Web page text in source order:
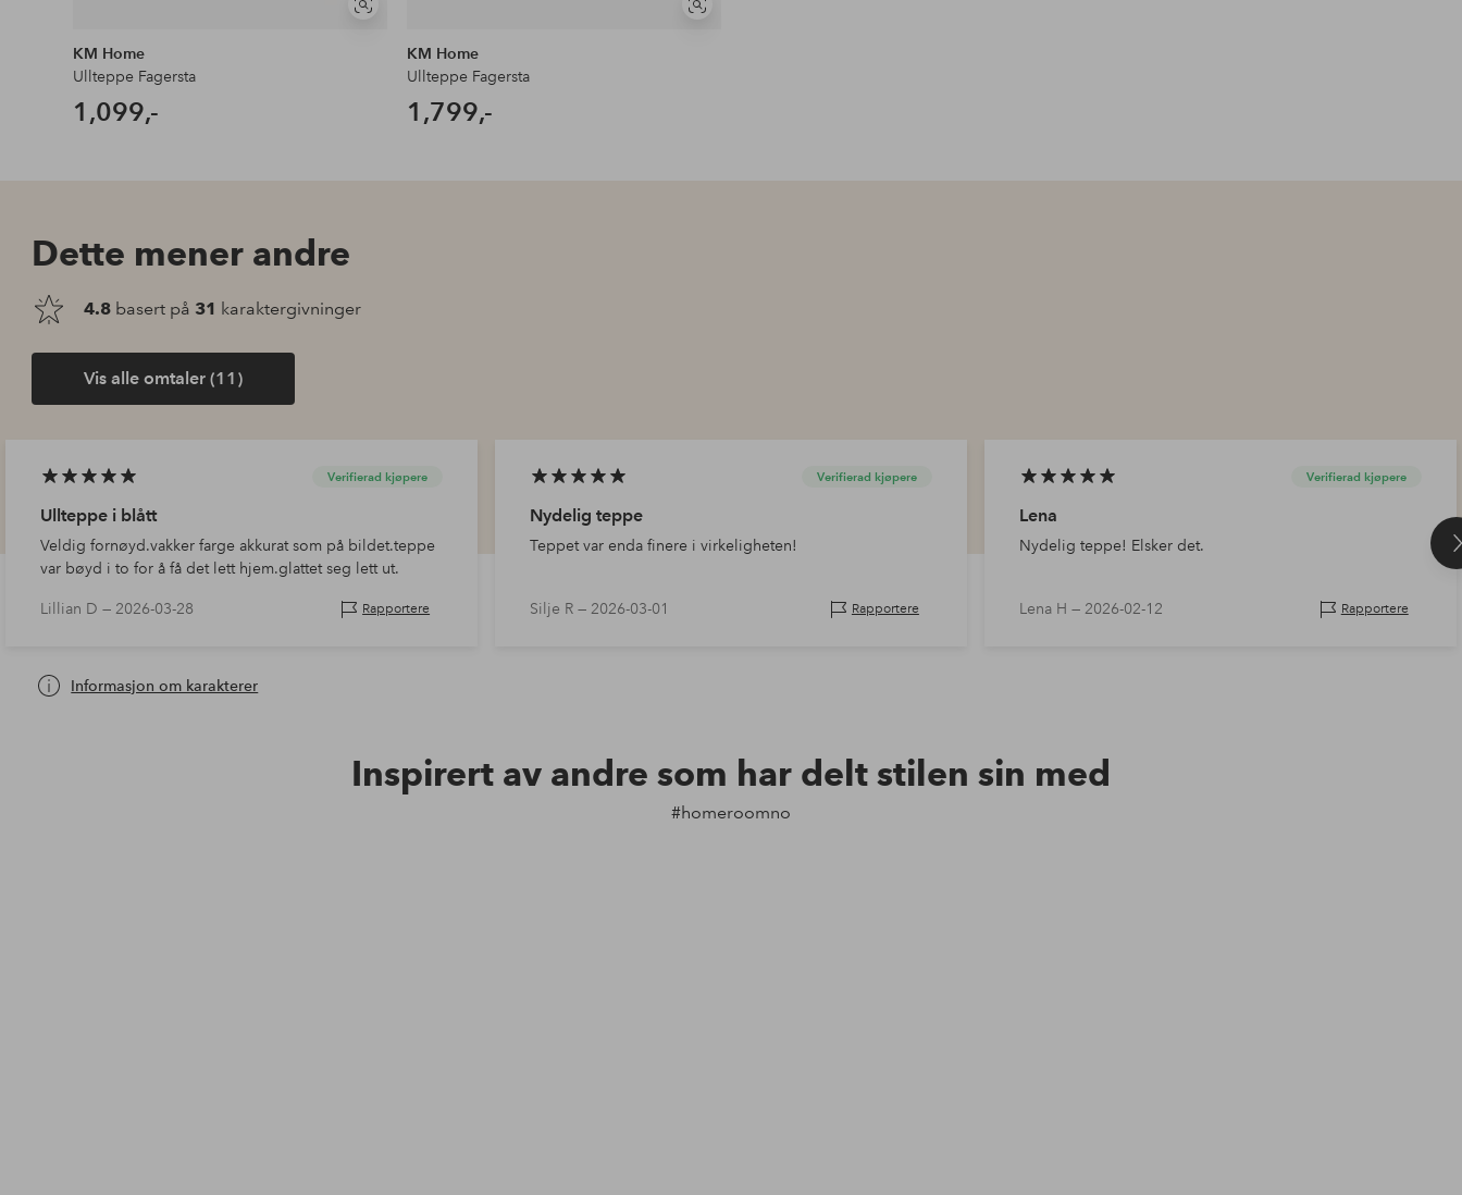
Vis
KM Home
Ullteppe Fagersta
1,099,-
Vis
KM Home
Ullteppe Fagersta
1,799,-
Dette mener andre
4.8 basert på 31 karaktergivninger
Vis alle omtaler (11)
Verifierad kjøpere
Ullteppe i blått
Veldig fornøyd.vakker farge akkurat som på bildet.teppe
var bøyd i to for å få det lett hjem.glattet seg lett ut.
Lillian D —2026-03-28 Rapportere
Verifierad kjøpere
Nydelig teppe
Teppet var enda finere i virkeligheten!
Silje R —2026-03-01 Rapportere
Verifierad kjøpere
Lena
Nydelig teppe! Elsker det.
Lena H — 2026-02-12 Rapportere
Informasjon om karakterer
Inspirert av andre som har delt stilen sin med
#homeroomno